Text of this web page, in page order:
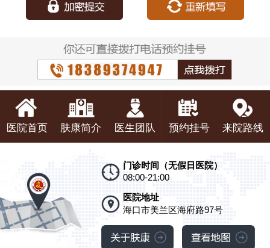
医院首页 肤康简介 医生团队 预约挂号 来院路线
门诊时间（无假日医院）
08:00-21:00
医院地址
海口市美兰区海府路97号